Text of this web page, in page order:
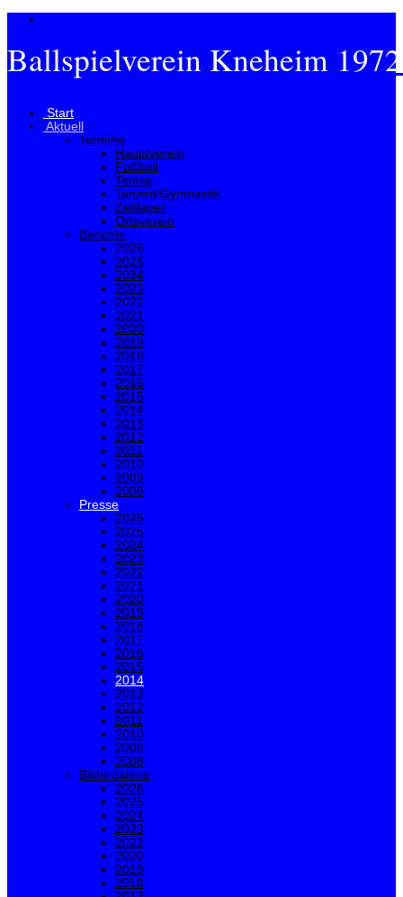
Ballspielverein Kneheim
Start
Aktuell
Termine
Hauptverein
Fußball
Tennis
Tanzen/Gymnastik
Zeltlager
Ortsverein
Berichte
2026
2025
2024
2023
2022
2021
2020
2019
2018
2017
2016
2015
2014
2013
2012
2011
2010
2009
2008
Presse
2026
2025
2024
2023
2022
2021
2020
2019
2018
2017
2016
2015
2014
2013
2012
2011
2010
2009
2008
Bildergalerie
2026
2025
2024
2023
2022
2020
2019
2018